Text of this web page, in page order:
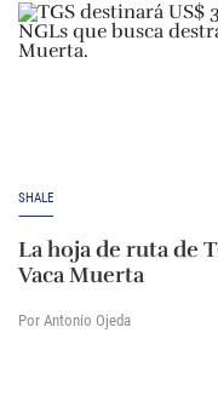
SHALE
La hoja de ruta de
Vaca Muerta
Por Antonio Ojeda